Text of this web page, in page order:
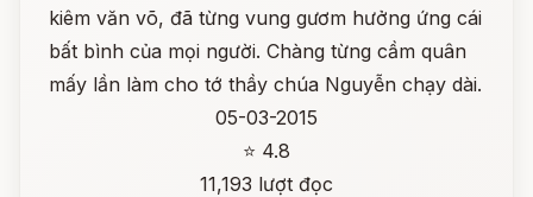
kiêm văn võ, đã từng vung gươm hưởng ứng cái
bất bình của mọi người. Chàng từng cầm quân
mấy lần làm cho tớ thầy chúa Nguyễn chạy dài.
05-03-2015
⭐ 4.8
11,193 lượt đọc